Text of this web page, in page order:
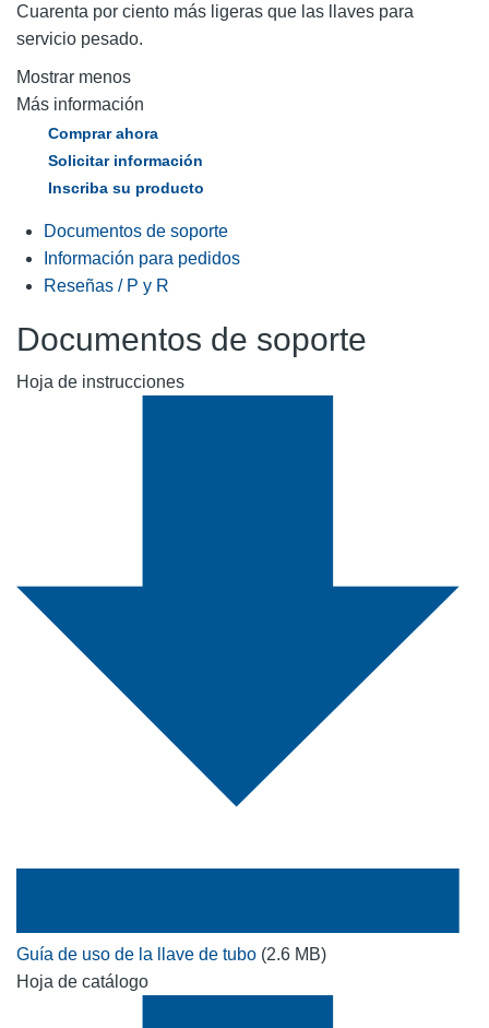
Cuarenta por ciento más ligeras que las llaves para
servicio pesado.
Mostrar menos
Más información
Comprar ahora
Solicitar información
Inscriba su producto
Documentos de soporte
Información para pedidos
Reseñas / P y R
Documentos de soporte
Hoja de instrucciones
Guía de uso de la llave de tubo (2.6 MB)
Hoja de catálogo